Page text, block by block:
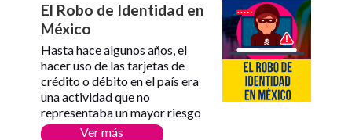
El Robo de Identidad en
México
Hasta hace algunos años, el
hacer uso de las tarjetas de
crédito o débito en el país era
una actividad que no
representaba un mayor riesgo
Ver más